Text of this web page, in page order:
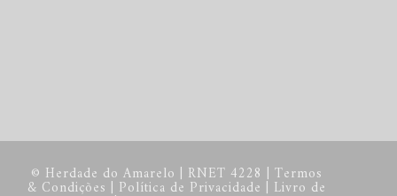
© Herdade do Amarelo | RNET 4228 | Termos
& Condições | Política de Privacidade | Livro de